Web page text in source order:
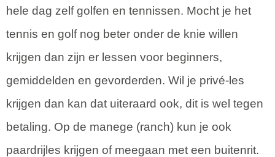
hele dag zelf golfen en tennissen. Mocht je het
tennis en golf nog beter onder de knie willen
krijgen dan zijn er lessen voor beginners,
gemiddelden en gevorderden. Wil je privé-les
krijgen dan kan dat uiteraard ook, dit is wel tegen
betaling. Op de manege (ranch) kun je ook
paardrijles krijgen of meegaan met een buitenrit.